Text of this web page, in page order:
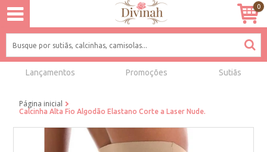
0
Lançamentos Promoções Sutiãs
Página inicial
Calcinha Alta Fio Algodão Elastano Corte a Laser Nude.